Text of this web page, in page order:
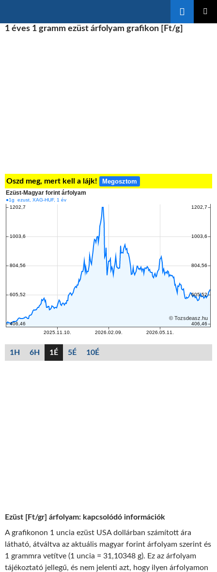
A
1 éves 1 gramm ezüst árfolyam grafikon [Ft/g]
Oszd meg, mert kell a lájk! Megosztom
1H 6H 1É 5É 10É
Ezüst [Ft/gr] árfolyam: kapcsolódó információk
A grafikonon 1 uncia ezüst USA dollárban számított ára
látható, átváltva az aktuális magyar forint árfolyam szerint és
1 grammra vetítve (1 uncia = 31,10348 g). Ez az árfolyam
tájékoztató jellegű, és nem jelenti azt, hogy ilyen árfolyamon